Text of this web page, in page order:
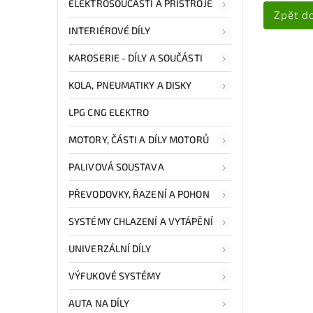
ELEKTROSOUČÁSTI A PŘÍSTROJE
INTERIÉROVÉ DÍLY
KAROSERIE - DÍLY A SOUČÁSTI
KOLA, PNEUMATIKY A DISKY
LPG CNG ELEKTRO
MOTORY, ČÁSTI A DÍLY MOTORŮ
PALIVOVÁ SOUSTAVA
PŘEVODOVKY, ŘAZENÍ A POHON
SYSTÉMY CHLAZENÍ A VYTÁPĚNÍ
UNIVERZÁLNÍ DÍLY
VÝFUKOVÉ SYSTÉMY
AUTA NA DÍLY
Zpět